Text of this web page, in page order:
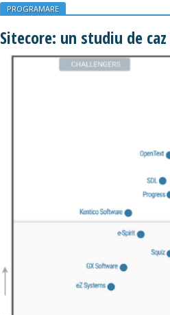
PROGRAMARE
Sitecore: un studiu de caz